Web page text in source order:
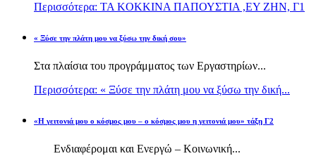
Περισσότερα: TA KOKKINA ΠΑΠΟΥΣΤΙΑ ,ΕΥ ΖΗΝ, Γ1
« Ξύσε την πλάτη μου να ξύσω την δική σου»
Στα πλαίσια του προγράμματος των Εργαστηρίων...
Περισσότερα: « Ξύσε την πλάτη μου να ξύσω την δική...
«Η γειτονιά μου ο κόσμος μου – ο κόσμος μου η γειτονιά μου» τάξη Γ2
Ενδιαφέρομαι και Ενεργώ – Κοινωνική...